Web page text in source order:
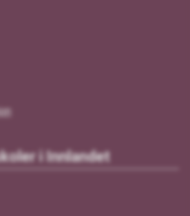
i Innlandet